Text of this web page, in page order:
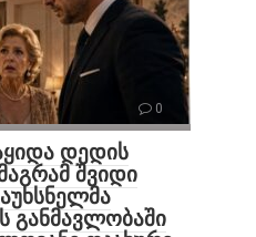
0
დედის
შვიდი
განმავლობაში